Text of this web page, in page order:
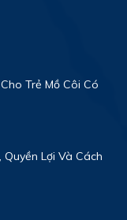
Trẻ Mồ Côi Có
Quyền Lợi Và Cách